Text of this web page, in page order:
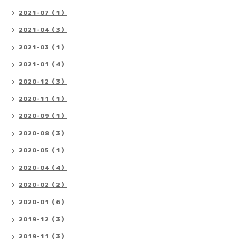
2021-07（1）
2021-04（3）
2021-03（1）
2021-01（4）
2020-12（3）
2020-11（1）
2020-09（1）
2020-08（3）
2020-05（1）
2020-04（4）
2020-02（2）
2020-01（6）
2019-12（3）
2019-11（3）